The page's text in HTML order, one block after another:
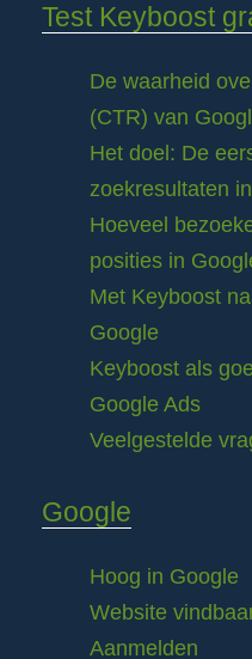
Test Keyboost
De waarheid
(CTR) van
Het doel: De
zoekresultaten
Hoeveel
posities in
Met Keyboost
Google
Keyboost als
Google Ads
Veelgestelde
Google
Hoog in Google
Website
Aanmelden